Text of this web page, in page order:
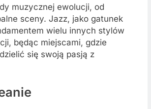
muzycznej ewolucji, od
sceny. Jazz, jako gatunek
wielu innych stylów
będąc miejscami, gdzie
się swoją pasją z